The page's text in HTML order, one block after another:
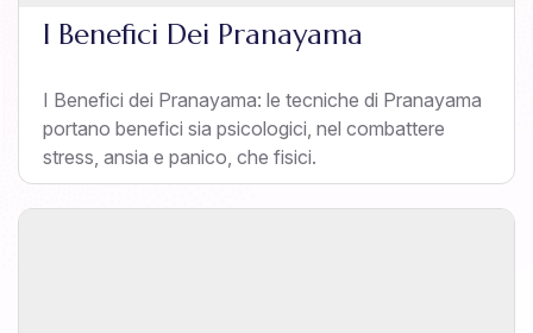
I Benefici Dei Pranayama
I Benefici dei Pranayama: le tecniche di Pranayama
portano benefici sia psicologici, nel combattere
stress, ansia e panico, che fisici.